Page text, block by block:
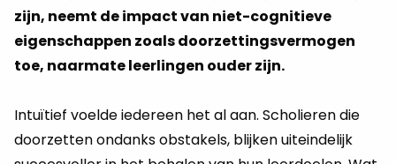
zijn, neemt de impact van niet-cognitieve
eigenschappen zoals doorzettingsvermogen
toe, naarmate leerlingen ouder zijn.
Intuïtief voelde iedereen het al aan. Scholieren die
doorzetten ondanks obstakels, blijken uiteindelijk